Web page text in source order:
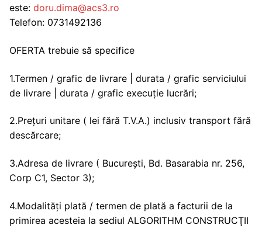
este: doru.dima@acs3.ro
Telefon: 0731492136
OFERTA trebuie să specifice
1.Termen / grafic de livrare | durata / grafic serviciului
de livrare | durata / grafic execuție lucrări;
2.Prețuri unitare ( lei fără T.V.A.) inclusiv transport fără
descărcare;
3.Adresa de livrare ( București, Bd. Basarabia nr. 256,
Corp C1, Sector 3);
4.Modalități plată / termen de plată a facturii de la
primirea acesteia la sediul ALGORITHM CONSTRUCŢII